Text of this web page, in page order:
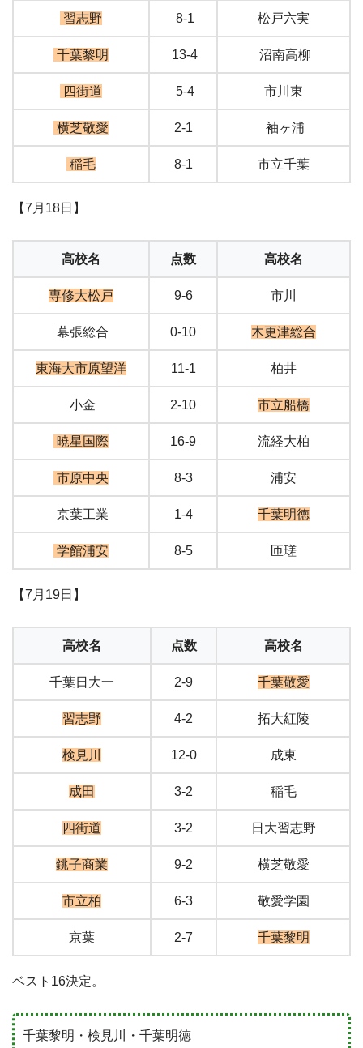
習志野 8-1 松戸六実
千葉黎明 13-4 沼南高柳
四街道 5-4 市川東
横芝敬愛 2-1 袖ヶ浦
稲毛 8-1 市立千葉
【7月18日】
高校名 点数 高校名
専修大松戸 9-6 市川
幕張総合 0-10 木更津総合
東海大市原望洋 11-1 柏井
小金 2-10 市立船橋
暁星国際 16-9 流経大柏
市原中央 8-3 浦安
京葉工業 1-4 千葉明徳
学館浦安 8-5 匝瑳
【7月19日】
高校名 点数 高校名
千葉日大一 2-9 千葉敬愛
習志野 4-2 拓大紅陵
検見川 12-0 成東
成田 3-2 稲毛
四街道 3-2 日大習志野
銚子商業 9-2 横芝敬愛
市立柏 6-3 敬愛学園
京葉 2-7 千葉黎明
ベスト16決定。
千葉黎明・検見川・千葉明徳